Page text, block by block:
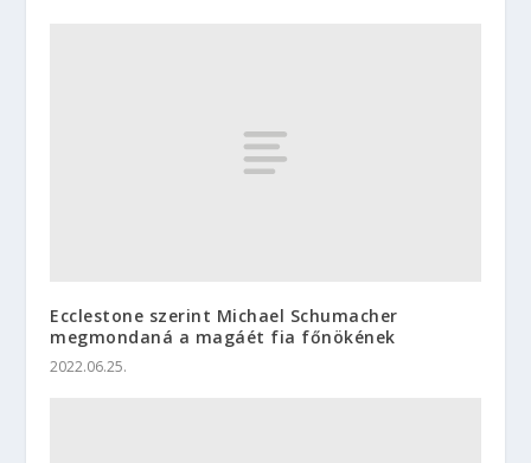
Ecclestone szerint Michael Schumacher
megmondaná a magáét fia főnökének
2022.06.25.